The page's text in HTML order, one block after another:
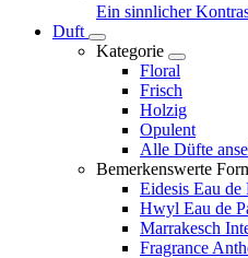
Ein sinnlicher
Duft
Kategorie
Floral
Frisch
Holzig
Opulent
Alle Düfte
Bemerkenswerte
Eidesis Eau de
Hwyl Eau de
Marrakesch
Fragrance